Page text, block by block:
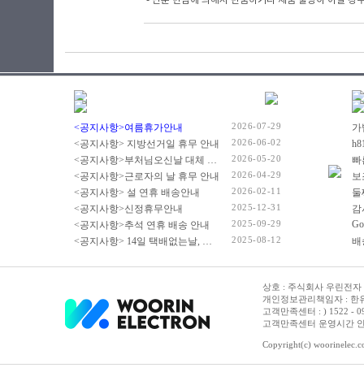
<공지사항>여름휴가안내 2026-07-29
<공지사항> 지방선거일 휴무 안내 2026-06-02
<공지사항>부처님오신날 대체 휴무 안내 2026-05-20
<공지사항>근로자의 날 휴무 안내 2026-04-29
<공지사항> 설 연휴 배송안내 2026-02-11
<공지사항>신정휴무안내 2025-12-31
<공지사항>추석 연휴 배송 안내 2025-09-29
<공지사항> 14일 택배없는날, 광복절 휴무 배송 안내 2025-08-12
빠
감
상호 : 주식회사 우린전
개인정보관리책임자 : 한
고객만족센터 : ) 1522 -
고객만족센터 운영시간
Copyright(c)